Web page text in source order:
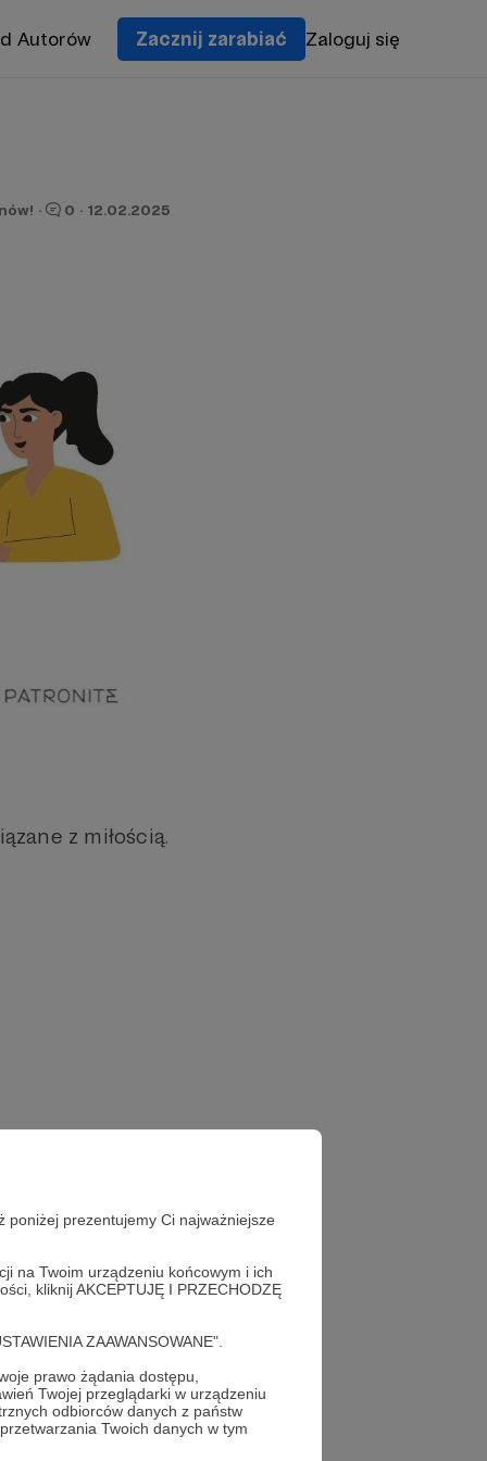
poniżej prezentujemy Ci najważniejsze
na Twoim urządzeniu końcowym i ich
kliknij AKCEPTUJĘ I PRZECHODZĘ
ZAAWANSOWANE".
prawo żądania dostępu,
Twojej przeglądarki w urządzeniu
odbiorców danych z państw
Twoich danych w tym
Autorów Zacznij zarabiać Zaloguj się
· 0 · 12.02.2025
z miłością.